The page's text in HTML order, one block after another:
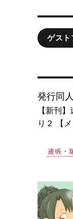
ゲスト
発行同
【新刊
り２ 【